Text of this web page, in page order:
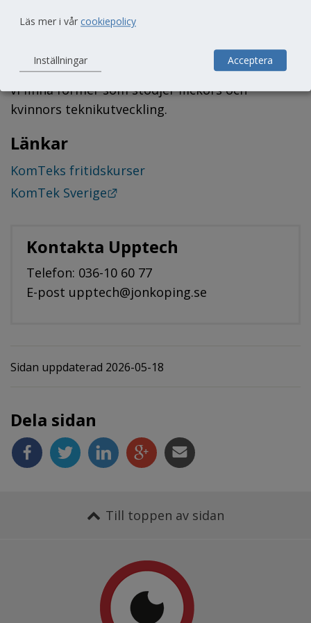
Vår målsättning är att hälften av deltagarna i
KomTek ska vara flickor/kvinnor. Med
nytänkande och ett öppet förhållningssätt kan
vi finna former som stödjer flickors och
kvinnors teknikutveckling.
Länkar
KomTeks fritidskurser
KomTek Sverige
Länk till annan webbplats.
Kontakta Upptech
Telefon: 036-10 60 77
E-post upptech@jonkoping.se
Sidan uppdaterad 2026-05-18
Dela sidan
Till toppen av sidan
Läs mer i vår cookiepolicy
Inställningar Acceptera